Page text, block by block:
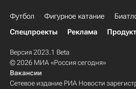
Футбол Фигурное катание
Спецпроекты
Реклама
Версия 2023.1 Beta
© 2026 МИА «Россия сегодня»
Вакансии
Сетевое издание РИА Новости